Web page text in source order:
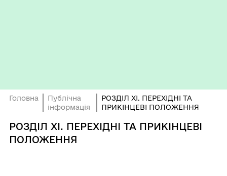
Головна
Публічна
інформація
РОЗДІЛ ХІ. ПЕРЕХІДНІ ТА
ПРИКІНЦЕВІ ПОЛОЖЕННЯ
РОЗДІЛ ХІ. ПЕРЕХІДНІ ТА ПРИКІНЦЕВІ
ПОЛОЖЕННЯ